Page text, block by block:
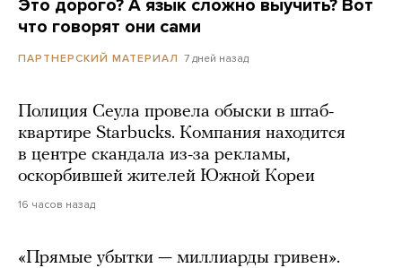
Это дорого? А язык сложно выучить? Вот
что говорят они сами
ПАРТНЕРСКИЙ МАТЕРИАЛ 7 дней назад
Полиция Сеула провела обыски в штаб-
квартире Starbucks. Компания находится
в центре скандала из-за рекламы,
оскорбившей жителей Южной Кореи
16 часов назад
«Прямые убытки — миллиарды гривен».